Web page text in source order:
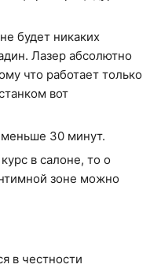
будет никаких
Лазер абсолютно
что работает только
вот
30 минут.
в салоне, то о
зоне можно
в честности